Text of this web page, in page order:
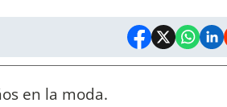
en la moda.